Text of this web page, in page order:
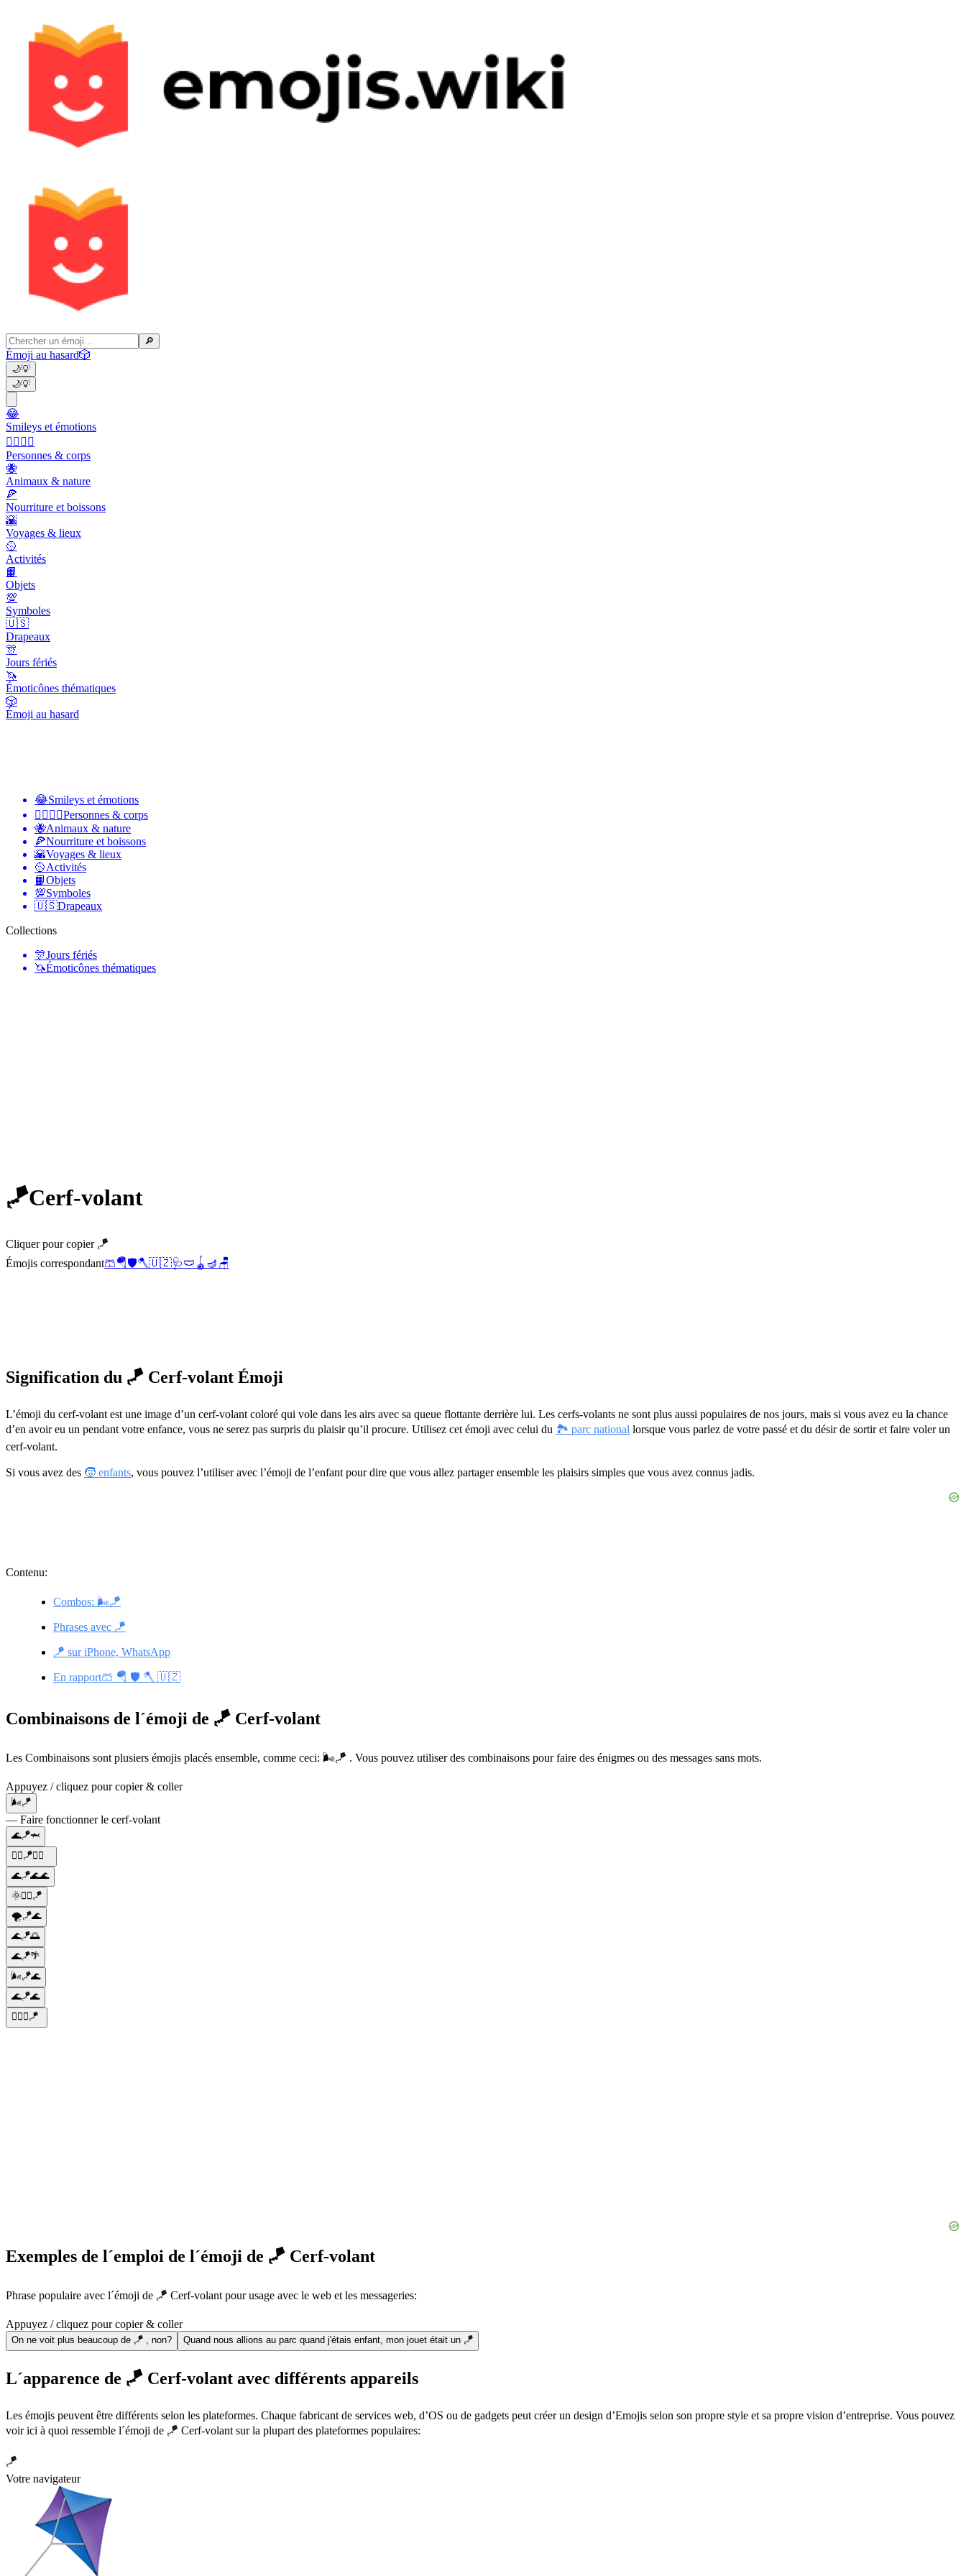
🔎
Émoji au hasard🎲
🌙💡
🌙💡
😂
Smileys et émotions
👩‍❤️‍💋‍👨
Personnes & corps
🐝
Animaux & nature
🍕
Nourriture et boissons
🌇
Voyages & lieux
🥎
Activités
📙
Objets
💯
Symboles
🇺🇸
Drapeaux
🎊
Jours fériés
🦄
Émoticônes thématiques
🎲
Émoji au hasard
😂Smileys et émotions
👩‍❤️‍💋‍👨Personnes & corps
🐝Animaux & nature
🍕Nourriture et boissons
🌇Voyages & lieux
🥎Activités
📙Objets
💯Symboles
🇺🇸Drapeaux
Collections
🎊Jours fériés
🦄Émoticônes thématiques
🪁Cerf-volant
Cliquer pour copier 🪁
Émojis correspondant🩳🪂🛡️🪓🇺🇿🩺🩲 🪀 🪔 🪑
Signification du 🪁 Cerf-volant Émoji
L’émoji du cerf-volant est une image d’un cerf-volant coloré qui vole dans les airs avec sa queue flottante derrière lui. Les cerfs-volants ne sont plus aussi populaires de nos jours, mais si vous avez eu la chance
d’en avoir eu un pendant votre enfance, vous ne serez pas surpris du plaisir qu’il procure. Utilisez cet émoji avec celui du 🏞️ parc national lorsque vous parlez de votre passé et du désir de sortir et faire voler un
cerf-volant.
Si vous avez des 🧒 enfants, vous pouvez l’utiliser avec l’émoji de l’enfant pour dire que vous allez partager ensemble les plaisirs simples que vous avez connus jadis.
Contenu:
Combos: 🌬️🪁
Phrases avec 🪁
🪁 sur iPhone, WhatsApp
En rapport🩳 🪂 🛡️ 🪓 🇺🇿
Combinaisons de l´émoji de 🪁 Cerf-volant
Les Combinaisons sont plusiers émojis placés ensemble, comme ceci: 🌬️🪁 . Vous pouvez utiliser des combinaisons pour faire des énigmes ou des messages sans mots.
Appuyez / cliquez pour copier & coller
🌬️🪁
— Faire fonctionner le cerf-volant
🌊🪁🦈
🏄‍♂️🪁🌊🌅
🌊🪁🌊🌊
🌞🏄‍♀️🪁
🌪️🪁🌊
🌊🪁🌅
🌊🪁🌴
🌬️🪁🌊
🌊🪁🌊
🏄‍♂️🌊🪁
Exemples de l´emploi de l´émoji de 🪁 Cerf-volant
Phrase populaire avec l´émoji de 🪁 Cerf-volant pour usage avec le web et les messageries:
Appuyez / cliquez pour copier & coller
On ne voit plus beaucoup de 🪁 , non? Quand nous allions au parc quand j'étais enfant, mon jouet était un 🪁
L´apparence de 🪁 Cerf-volant avec différents appareils
Les émojis peuvent être différents selon les plateformes. Chaque fabricant de services web, d’OS ou de gadgets peut créer un design d’Emojis selon son propre style et sa propre vision d’entreprise. Vous pouvez
voir ici à quoi ressemble l´émoji de 🪁 Cerf-volant sur la plupart des plateformes populaires:
🪁
Votre navigateur